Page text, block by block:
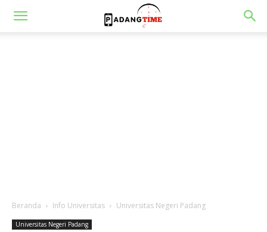
Beranda Info Universitas Universitas Negeri Padang
Universitas Negeri Padang